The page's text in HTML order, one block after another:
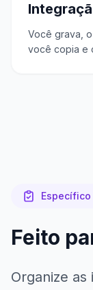
Você grava,
você copia e
Feito
Organize